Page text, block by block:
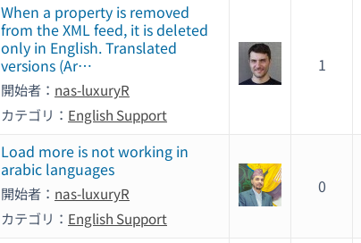
When a property is removed
from the XML feed, it is deleted
only in English. Translated
versions (Ar…
開始者： nas-luxuryR
カテゴリ： English Support
1
Load more is not working in
arabic languages
開始者： nas-luxuryR
カテゴリ： English Support
0